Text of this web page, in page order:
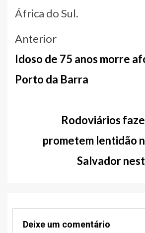
África do Sul.
Navegação
entre
notícias
Anterior
Idoso de 75 anos morre
Porto da Barra
Rodoviários
prometem lentidão
Salvador
Deixe um comentário